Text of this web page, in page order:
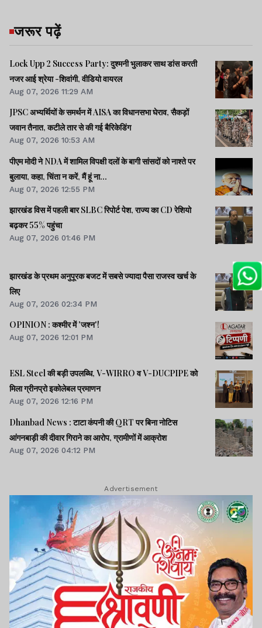
जरूर पढ़ें
Lock Upp 2 Success Party: दुश्मनी भुलाकर साथ डांस करती
नजर आई श्रेया -शिवांगी, वीडियो वायरल
Aug 07, 2026 11:29 AM
JPSC अभ्यर्थियों के समर्थन में AISA का विधानसभा घेराव, सैकड़ों
जवान तैनात, कटीले तार से की गई बैरिकेडिंग
Aug 07, 2026 10:53 AM
पीएम मोदी ने NDA में शामिल विपक्षी दलों के बागी सांसदों को नाश्ते पर
बुलाया, कहा, चिंता न करें, मैं हूं ना...
Aug 07, 2026 12:55 PM
झारखंड विस में पहली बार SLBC रिपोर्ट पेश, राज्य का CD रेशियो
बढ़कर 55% पहुंचा
Aug 07, 2026 01:46 PM
झारखंड के प्रथम अनुपूरक बजट में सबसे ज्यादा पैसा राजस्व खर्च के
लिए
Aug 07, 2026 02:34 PM
OPINION : कश्मीर में 'जश्न'!
Aug 07, 2026 12:01 PM
ESL Steel की बड़ी उपलब्धि, V-WIRRO व V-DUCPIPE को
मिला ग्रीनप्रो इकोलेबल प्रमाणन
Aug 07, 2026 12:16 PM
Dhanbad News : टाटा कंपनी की QRT पर बिना नोटिस
आंगनबाड़ी की दीवार गिराने का आरोप, ग्रामीणों में आक्रोश
Aug 07, 2026 04:12 PM
Advertisement